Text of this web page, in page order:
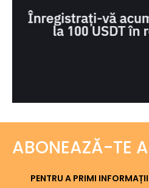
ABONEAZĂ-TE
PENTRU A PRIMI